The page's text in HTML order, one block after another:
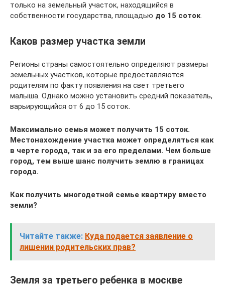
только на земельный участок, находящийся в
собственности государства, площадью до 15 соток.
Каков размер участка земли
Регионы страны самостоятельно определяют размеры
земельных участков, которые предоставляются
родителям по факту появления на свет третьего
малыша. Однако можно установить средний показатель,
варьирующийся от 6 до 15 соток.
Максимально семья может получить 15 соток.
Местонахождение участка может определяться как
в черте города, так и за его пределами. Чем больше
город, тем выше шанс получить землю в границах
города.
Как получить многодетной семье квартиру вместо
земли?
Читайте также: Куда подается заявление о
лишении родительских прав?
Земля за третьего ребенка в москве